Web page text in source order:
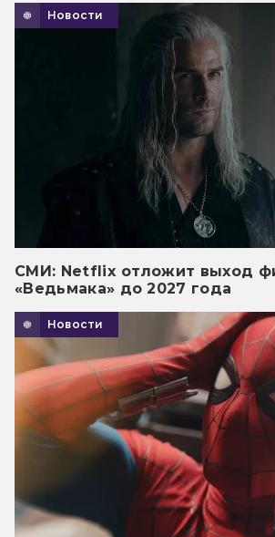
Новости
СМИ: Netflix отложит выход
«Ведьмака» до 2027 года
Новости